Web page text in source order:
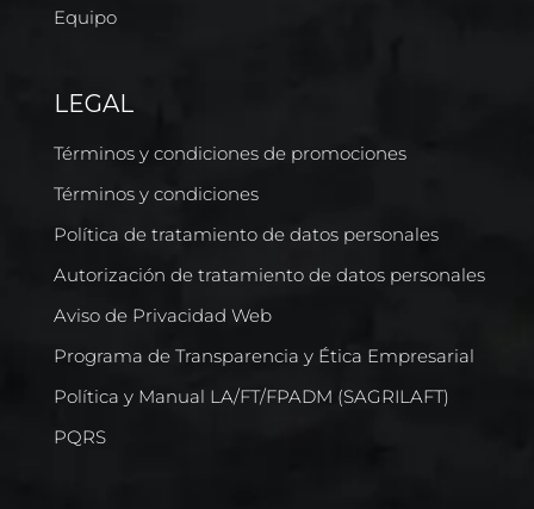
Equipo
LEGAL
Términos y condiciones de promociones
Términos y condiciones
Política de tratamiento de datos personales
Autorización de tratamiento de datos personales
Aviso de Privacidad Web
Programa de Transparencia y Ética Empresarial
Política y Manual LA/FT/FPADM (SAGRILAFT)
PQRS